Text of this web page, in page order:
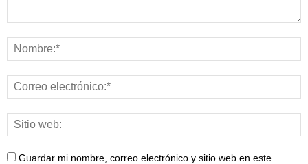
Guardar mi nombre, correo electrónico y sitio web en este